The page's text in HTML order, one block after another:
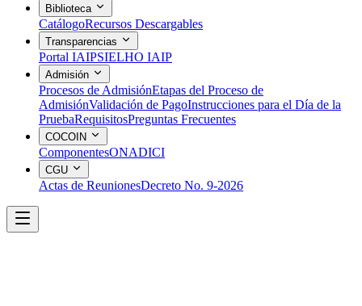
Biblioteca
CatálogoRecursos Descargables
Transparencias
Portal IAIPSIELHO IAIP
Admisión
Procesos de AdmisiónEtapas del Proceso de
AdmisiónValidación de PagoInstrucciones para el Día de la
PruebaRequisitosPreguntas Frecuentes
COCOIN
ComponentesONADICI
CGU
Actas de ReunionesDecreto No. 9-2026